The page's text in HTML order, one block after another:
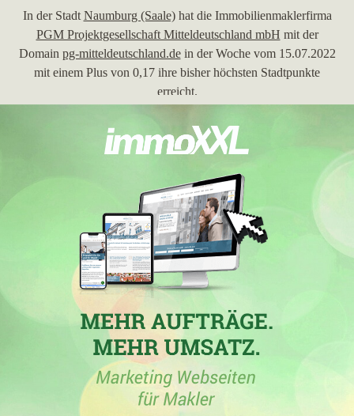
In der Stadt Naumburg (Saale)hat die Immobilienmaklerfirma
PGM Projektgesellschaft Mitteldeutschland mbH mit der
Domain pg-mitteldeutschland.dein der Woche vom 15.07.2022
mit einem Plus von 0,17 ihre bisher höchsten Stadtpunkte
erreicht.
Naumburg (Saale) hat die Immobilienfirma
Projektgesellschaft Mitteldeutschland mbH
Immobilienmaklerwebseitepg-mitteldeutschland.de
Woche vom 20.06.2022 mit einem Zugewinn von 0,97 ihre
bisher höchsten Stadtpunkte erreicht.
05.04.2022
Naumburg (Saale)hat die Maklerfirma
Projektgesellschaft Mitteldeutschland mbH
Maklerwebseitepg-mitteldeutschland.dein der Woche vom
05.04.2022 mit einem Zugewinn von 1,07 ihre bisher höchsten
Stadtpunkte erreicht.
01.02.2022